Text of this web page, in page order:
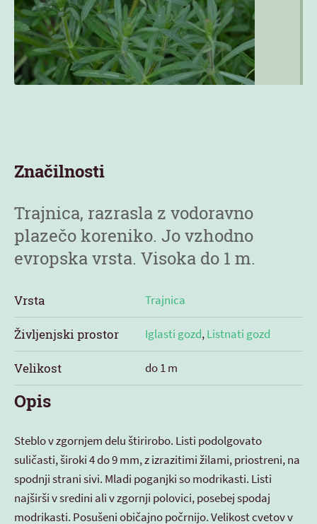
Značilnosti
Trajnica, razrasla z vodoravno
plazečo koreniko. Jo vzhodno
evropska vrsta. Visoka do 1 m.
Vrsta Trajnica
Življenjski prostor Iglasti gozd,Listnati gozd
Velikost do 1 m
Opis
Steblo v zgornjem delu štirirobo. Listi podolgovato
suličasti, široki 4 do 9 mm, z izrazitimi žilami, priostreni, na
spodnji strani sivi. Mladi poganjki so modrikasti. Listi
najširši v sredini ali v zgornji polovici, posebej spodaj
modrikasti. Posušeni običajno počrnijo. Velikost cvetov v